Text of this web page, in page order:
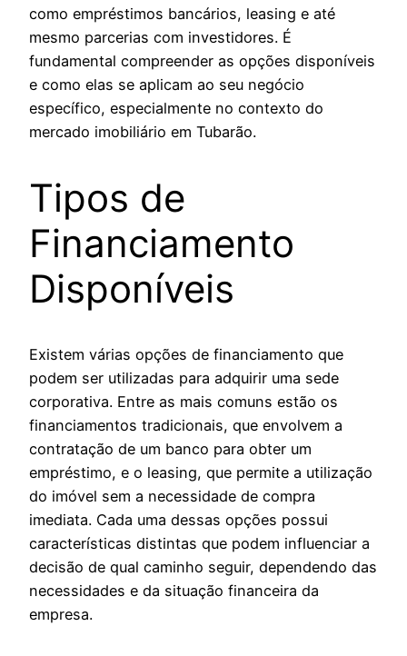
como empréstimos bancários, leasing e até
mesmo parcerias com investidores. É
fundamental compreender as opções disponíveis
e como elas se aplicam ao seu negócio
específico, especialmente no contexto do
mercado imobiliário em Tubarão.
Tipos de
Financiamento
Disponíveis
Existem várias opções de financiamento que
podem ser utilizadas para adquirir uma sede
corporativa. Entre as mais comuns estão os
financiamentos tradicionais, que envolvem a
contratação de um banco para obter um
empréstimo, e o leasing, que permite a utilização
do imóvel sem a necessidade de compra
imediata. Cada uma dessas opções possui
características distintas que podem influenciar a
decisão de qual caminho seguir, dependendo das
necessidades e da situação financeira da
empresa.